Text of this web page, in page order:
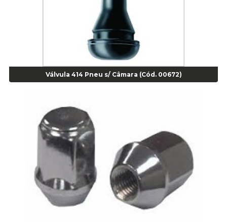
Agulha Escariadora Passeio - Cod 02978
Agulha Escariadora/ Alargadora Caminhão - COD. 02342
Agulha Inserto Pneu s/ câmara - Caminhão - Cod 01909
Agulha Inserto Pneu s/ câmara - Moto - cod 02973
Agulha Inserto Pneus s/ câmara - Passeio - Cod 00163
Agulha para Aplicação Vipstem- Vipal - Cod 02558
Alicate Anéis Interno Reto 3.3/8 pol x 6.1/2 pol - cod 00977
Alicate Bico Curvo - Cod 01781
Alicate Bico Reto - Cod 02804
Alicate Bico Reto para Anéis Internos - Cod 00892
Alicate Bico Reto Tipo Telefone - Cod 02911
Alicate Bomba D Água - Cod 01326
Alicate Corte Diagonal - Cod 02138
Alicate Corte Frontal - Cod 02685
Válvula 414 Pneu s/ Câmara (Cód. 00672)